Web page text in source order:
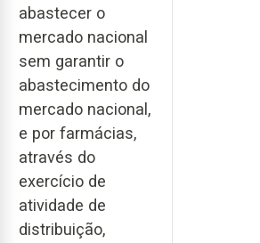
abastecer o
mercado nacional
sem garantir o
abastecimento do
mercado nacional,
e por farmácias,
através do
exercício de
atividade de
distribuição,